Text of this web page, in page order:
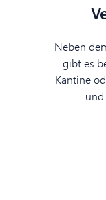
Neben
gibt es
Kantine